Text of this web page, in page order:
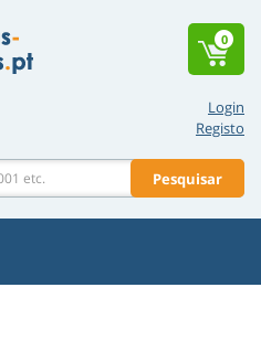
Login
Registo
Pesquisar
0